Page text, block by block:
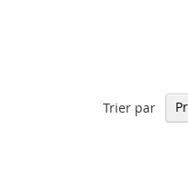
Trier par